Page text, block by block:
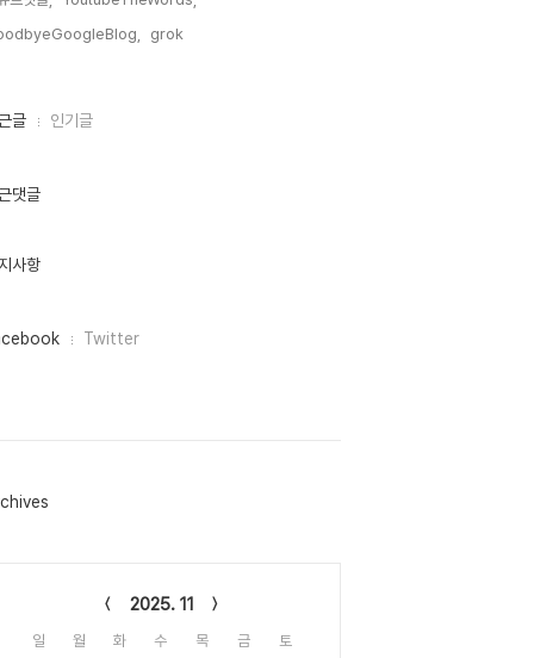
grok,
글 인기글
댓글
사항
Twitter
2025. 11
일 월 화 수 목 금 토